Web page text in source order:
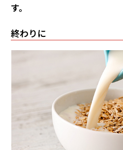
す。
終わりに